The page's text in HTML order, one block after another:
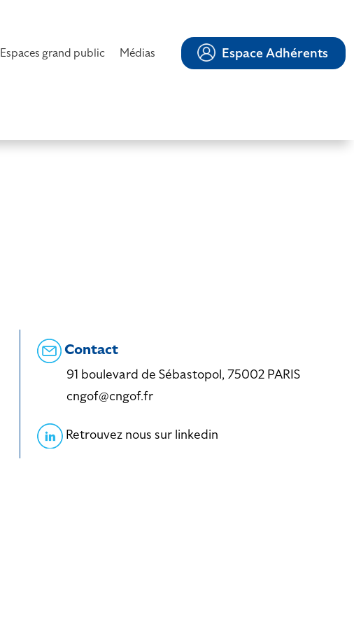
Espaces grand public Médias Espace Adhérents
Contact
91 boulevard de Sébastopol, 75002 PARIS
cngof@cngof.fr
Retrouvez nous sur linkedin